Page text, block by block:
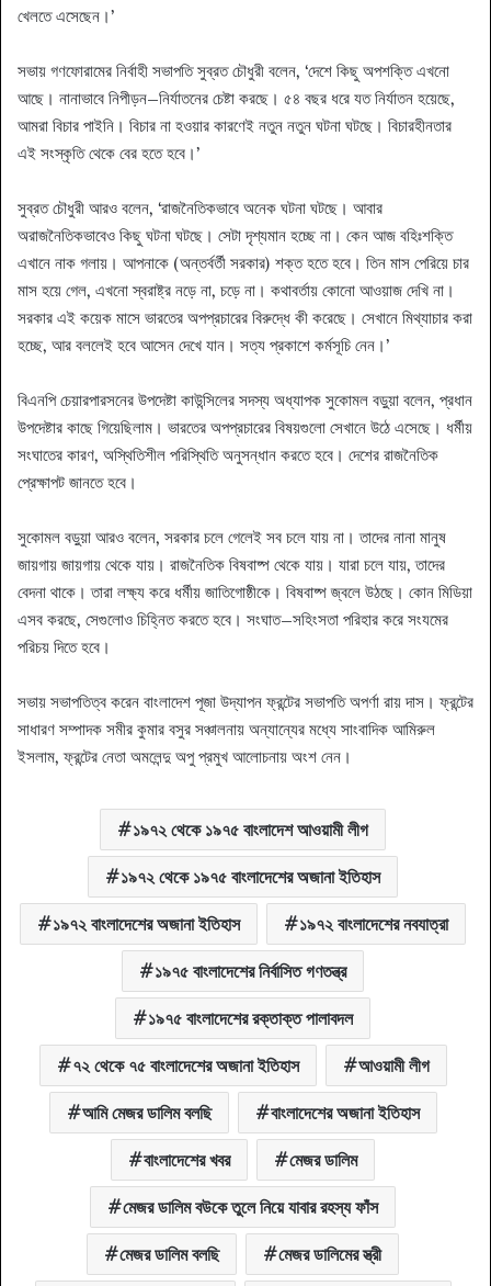
খেলতে এসেছেন।’
সভায় গণফোরামের নির্বাহী সভাপতি সুব্রত চৌধুরী বলেন, ‘দেশে কিছু অপশক্তি এখনো
আছে। নানাভাবে নিপীড়ন–নির্যাতনের চেষ্টা করছে। ৫৪ বছর ধরে যত নির্যাতন হয়েছে,
আমরা বিচার পাইনি। বিচার না হওয়ার কারণেই নতুন নতুন ঘটনা ঘটছে। বিচারহীনতার
এই সংস্কৃতি থেকে বের হতে হবে।’
সুব্রত চৌধুরী আরও বলেন, ‘রাজনৈতিকভাবে অনেক ঘটনা ঘটছে। আবার
অরাজনৈতিকভাবেও কিছু ঘটনা ঘটছে। সেটা দৃশ্যমান হচ্ছে না। কেন আজ বহিঃশক্তি
এখানে নাক গলায়। আপনাকে (অন্তর্বর্তী সরকার) শক্ত হতে হবে। তিন মাস পেরিয়ে চার
মাস হয়ে গেল, এখনো স্বরাষ্ট্র নড়ে না, চড়ে না। কথাবর্তায় কোনো আওয়াজ দেখি না।
সরকার এই কয়েক মাসে ভারতের অপপ্রচারের বিরুদ্ধে কী করেছে। সেখানে মিথ্যাচার করা
হচ্ছে, আর বললেই হবে আসেন দেখে যান। সত্য প্রকাশে কর্মসূচি নেন।’
বিএনপি চেয়ারপারসনের উপদেষ্টা কাউন্সিলের সদস্য অধ্যাপক সুকোমল বড়ুয়া বলেন, প্রধান
উপদেষ্টার কাছে গিয়েছিলাম। ভারতের অপপ্রচারের বিষয়গুলো সেখানে উঠে এসেছে। ধর্মীয়
সংঘাতের কারণ, অস্থিতিশীল পরিস্থিতি অনুসন্ধান করতে হবে। দেশের রাজনৈতিক
প্রেক্ষাপট জানতে হবে।
সুকোমল বড়ুয়া আরও বলেন, সরকার চলে গেলেই সব চলে যায় না। তাদের নানা মানুষ
জায়গায় জায়গায় থেকে যায়। রাজনৈতিক বিষবাষ্প থেকে যায়। যারা চলে যায়, তাদের
বেদনা থাকে। তারা লক্ষ্য করে ধর্মীয় জাতিগোষ্ঠীকে। বিষবাষ্প জ্বলে উঠছে। কোন মিডিয়া
এসব করছে, সেগুলোও চিহ্নিত করতে হবে। সংঘাত–সহিংসতা পরিহার করে সংযমের
পরিচয় দিতে হবে।
সভায় সভাপতিত্ব করেন বাংলাদেশ পূজা উদ্‌যাপন ফ্রন্টের সভাপতি অপর্ণা রায় দাস। ফ্রন্টের
সাধারণ সম্পাদক সমীর কুমার বসুর সঞ্চালনায় অন্যান্যের মধ্যে সাংবাদিক আমিরুল
ইসলাম, ফ্রন্টের নেতা অমলেন্দু অপু প্রমুখ আলোচনায় অংশ নেন।
১৯৭২ থেকে ১৯৭৫ বাংলাদেশ আওয়ামী লীগ
১৯৭২ থেকে ১৯৭৫ বাংলাদেশের অজানা ইতিহাস
১৯৭২ বাংলাদেশের অজানা ইতিহাস ১৯৭২ বাংলাদেশের নবযাত্রা
১৯৭৫ বাংলাদেশের নির্বাসিত গণতন্ত্র
১৯৭৫ বাংলাদেশের রক্তাক্ত পালাবদল
৭২ থেকে ৭৫ বাংলাদেশের অজানা ইতিহাস আওয়ামী লীগ
আমি মেজর ডালিম বলছি বাংলাদেশের অজানা ইতিহাস
বাংলাদেশের খবর মেজর ডালিম
মেজর ডালিম বউকে তুলে নিয়ে যাবার রহস্য ফাঁস
মেজর ডালিম বলছি মেজর ডালিমের স্ত্রী